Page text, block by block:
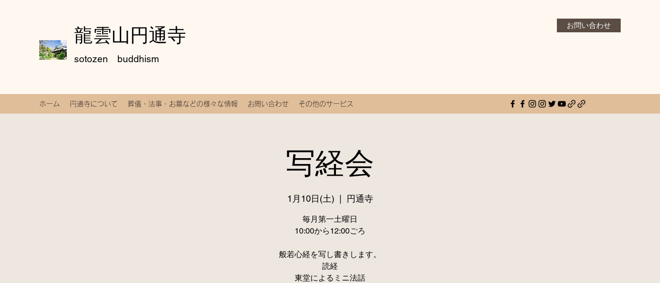
龍雲山円通寺
sotozen buddhism
お問い合わせ
ホーム 円通寺について 葬儀・法事・お墓などの様々な情報 お問い合わせ その他のサービス
写経会
1月10日(土) 円通寺
毎月第一土曜日
10:00から12:00ごろ
般若心経を写し書きします。
読経
東堂によるミニ法話